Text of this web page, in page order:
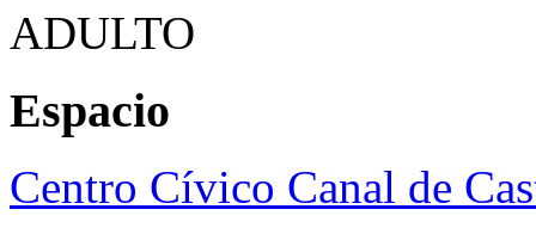
ADULTO
Espacio
Centro Cívico Canal de